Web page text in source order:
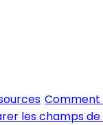
Comment
les champs de